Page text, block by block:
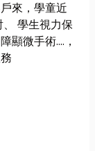
來，學童近
學生視力保
顯微手術....，